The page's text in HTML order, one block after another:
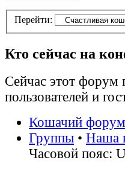
Перейти:
Кто сейчас на
Сейчас этот форум
пользователей и
Кошачий форум
Группы • Наша
Часовой пояс: